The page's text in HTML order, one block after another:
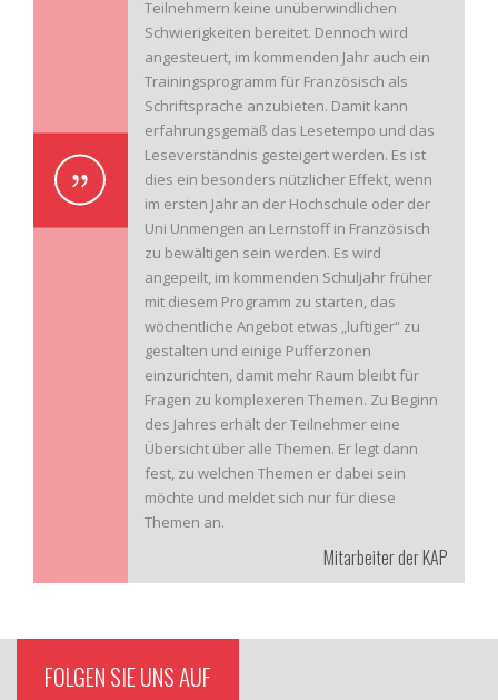
Teilnehmern keine unüberwindlichen
Schwierigkeiten bereitet. Dennoch wird
angesteuert, im kommenden Jahr auch ein
Trainingsprogramm für Französisch als
Schriftsprache anzubieten. Damit kann
erfahrungsgemäß das Lesetempo und das
Leseverständnis gesteigert werden. Es ist
dies ein besonders nützlicher Effekt, wenn
im ersten Jahr an der Hochschule oder der
Uni Unmengen an Lernstoff in Französisch
zu bewältigen sein werden. Es wird
angepeilt, im kommenden Schuljahr früher
mit diesem Programm zu starten, das
wöchentliche Angebot etwas „luftiger“ zu
gestalten und einige Pufferzonen
einzurichten, damit mehr Raum bleibt für
Fragen zu komplexeren Themen. Zu Beginn
des Jahres erhält der Teilnehmer eine
Übersicht über alle Themen. Er legt dann
fest, zu welchen Themen er dabei sein
möchte und meldet sich nur für diese
Themen an.
Mitarbeiter der KAP
FOLGEN SIE UNS AUF